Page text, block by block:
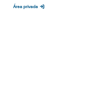
Área privada